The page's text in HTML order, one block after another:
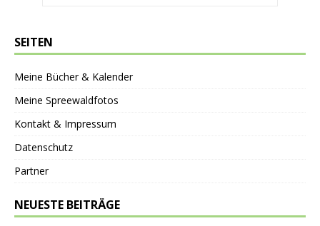
SEITEN
Meine Bücher & Kalender
Meine Spreewaldfotos
Kontakt & Impressum
Datenschutz
Partner
NEUESTE BEITRÄGE